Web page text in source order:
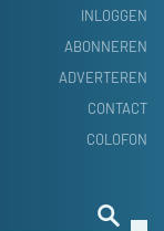
INLOGGEN
ABONNEREN
ADVERTEREN
CONTACT
COLOFON